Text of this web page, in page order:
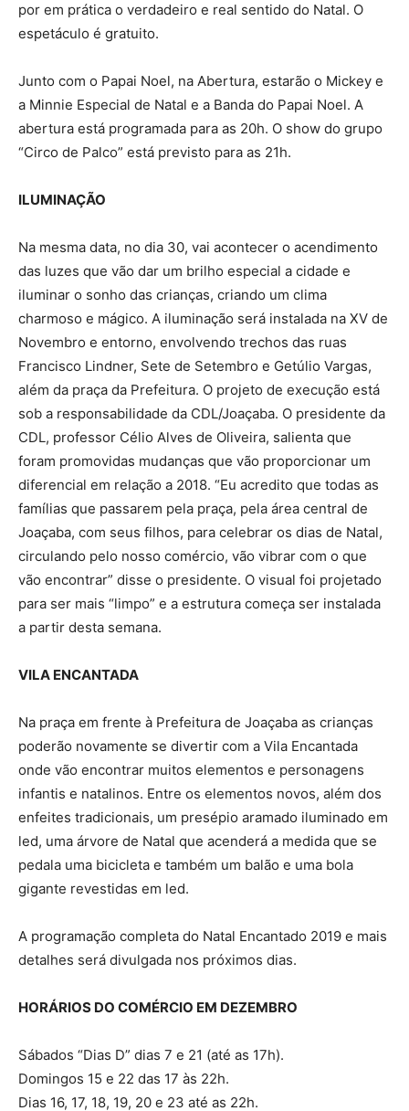
por em prática o verdadeiro e real sentido do Natal. O
espetáculo é gratuito.
Junto com o Papai Noel, na Abertura, estarão o Mickey e
a Minnie Especial de Natal e a Banda do Papai Noel. A
abertura está programada para as 20h. O show do grupo
“Circo de Palco” está previsto para as 21h.
ILUMINAÇÃO
Na mesma data, no dia 30, vai acontecer o acendimento
das luzes que vão dar um brilho especial a cidade e
iluminar o sonho das crianças, criando um clima
charmoso e mágico. A iluminação será instalada na XV de
Novembro e entorno, envolvendo trechos das ruas
Francisco Lindner, Sete de Setembro e Getúlio Vargas,
além da praça da Prefeitura. O projeto de execução está
sob a responsabilidade da CDL/Joaçaba. O presidente da
CDL, professor Célio Alves de Oliveira, salienta que
foram promovidas mudanças que vão proporcionar um
diferencial em relação a 2018. “Eu acredito que todas as
famílias que passarem pela praça, pela área central de
Joaçaba, com seus filhos, para celebrar os dias de Natal,
circulando pelo nosso comércio, vão vibrar com o que
vão encontrar” disse o presidente. O visual foi projetado
para ser mais “limpo” e a estrutura começa ser instalada
a partir desta semana.
VILA ENCANTADA
Na praça em frente à Prefeitura de Joaçaba as crianças
poderão novamente se divertir com a Vila Encantada
onde vão encontrar muitos elementos e personagens
infantis e natalinos. Entre os elementos novos, além dos
enfeites tradicionais, um presépio aramado iluminado em
led, uma árvore de Natal que acenderá a medida que se
pedala uma bicicleta e também um balão e uma bola
gigante revestidas em led.
A programação completa do Natal Encantado 2019 e mais
detalhes será divulgada nos próximos dias.
HORÁRIOS DO COMÉRCIO EM DEZEMBRO
Sábados “Dias D” dias 7 e 21 (até as 17h).
Domingos 15 e 22 das 17 às 22h.
Dias 16, 17, 18, 19, 20 e 23 até as 22h.